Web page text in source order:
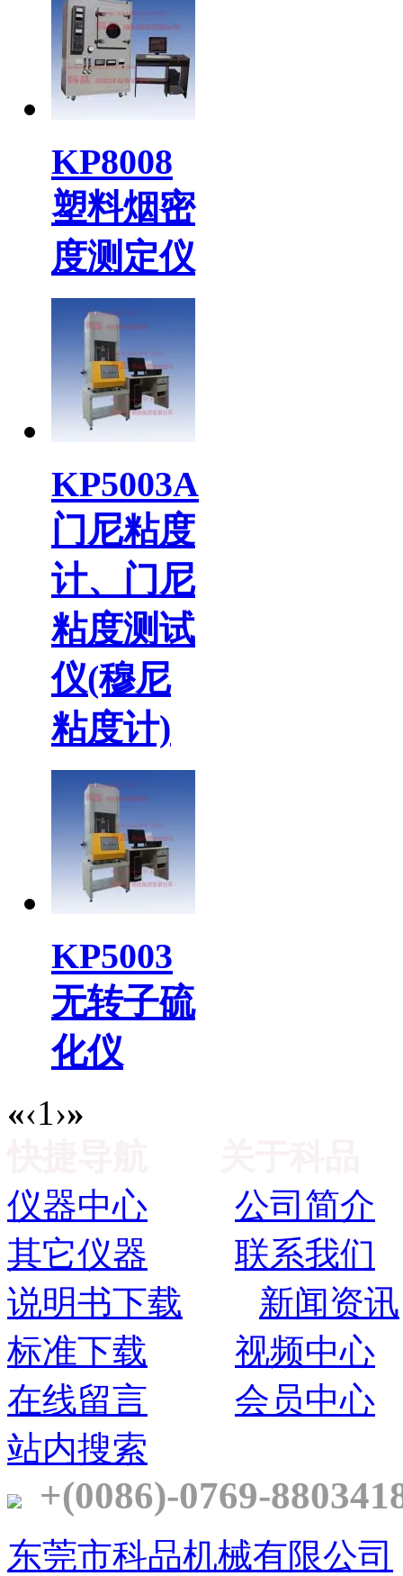
KP8008
塑料烟密
度测定仪
KP5003A
门尼粘度
计、门尼
粘度测试
仪(穆尼
粘度计)
KP5003
无转子硫
化仪
«‹1›»
仪器中心
公司简介
其它仪器
联系我们
说明书下载
新闻资讯
标准下载
视频中心
在线留言
会员中心
站内搜索
+(0086)-0769-
东莞市科品机械有限公司